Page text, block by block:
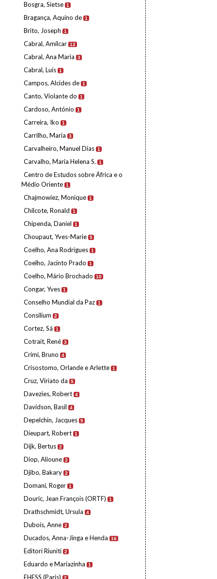
Bosgra, Sietse 1
Bragança, Aquino de 1
Brito, Joseph 1
Cabral, Amílcar 12
Cabral, Ana Maria 3
Cabral, Luís 1
Campos, Alcides de 1
Canto, Violante do 1
Cardoso, António 1
Carreira, Iko 1
Carrilho, Maria 3
Carvalheiro, Manuel Dias 1
Carvalho, Maria Helena S. 1
Centro de Estudos sobre África e o
Médio Oriente 1
Chajmowiez, Monique 1
Chilcote, Ronald 1
Chipenda, Daniel 1
Choupaut, Yves-Marie 5
Coelho, Ana Rodrigues 1
Coelho, Jacinto Prado 1
Coelho, Mário Brochado 10
Congar, Yves 1
Conselho Mundial da Paz 1
Consilium 2
Cortez, Sá 1
Cotrait, René 3
Crimi, Bruno 4
Crisostomo, Orlande e Arlette 1
Cruz, Viriato da 5
Davezies, Robert 4
Davidson, Basil 4
Depelchin, Jacques 5
Dieupart, Robert 1
Dijk, Bertus 2
Diop, Alioune 2
Djibo, Bakary 2
Domani, Roger 1
Douric, Jean François (ORTF) 1
Drathschmidt, Ursula 4
Dubois, Anne 2
Ducados, Anna-Jinga e Henda 16
Editori Riuniti 2
Eduardo e Mariazinha 1
EHESS (Paris) 2